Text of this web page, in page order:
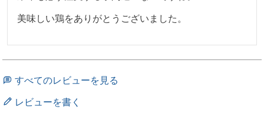
美味しい鶏をありがとうございました。
すべてのレビューを見る
レビューを書く